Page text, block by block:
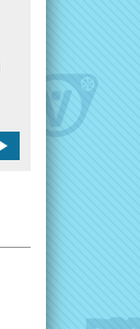
26-12-2018 -